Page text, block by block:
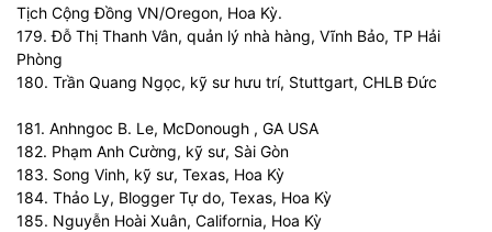
Tịch Cộng Đồng VN/Oregon, Hoa Kỳ.
179. Đỗ Thị Thanh Vân, quản lý nhà hàng, Vĩnh Bảo, TP Hải
Phòng
180. Trần Quang Ngọc, kỹ sư hưu trí, Stuttgart, CHLB Đức
181. Anhngoc B. Le, McDonough , GA USA
182. Phạm Anh Cường, kỹ sư, Sài Gòn
183. Song Vinh, kỹ sư, Texas, Hoa Kỳ
184. Thảo Ly, Blogger Tự do, Texas, Hoa Kỳ
185. Nguyễn Hoài Xuân, California, Hoa Kỳ